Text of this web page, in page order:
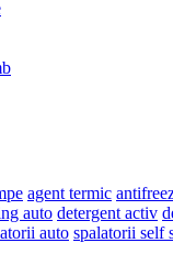
agent termic
auto detergent activ
auto spalatorii self